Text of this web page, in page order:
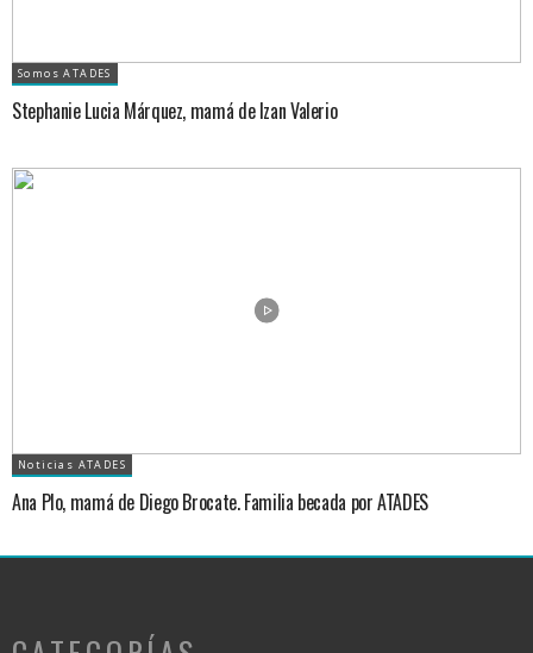
Somos ATADES
Stephanie Lucia Márquez, mamá de Izan Valerio
Noticias ATADES
Ana Plo, mamá de Diego Brocate. Familia becada por ATADES